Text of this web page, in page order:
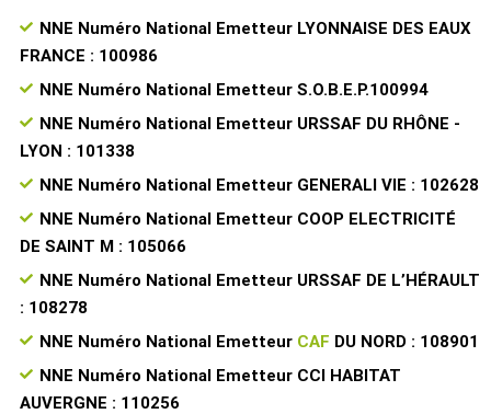
NNE Numéro National Emetteur LYONNAISE DES EAUX
FRANCE : 100986
NNE Numéro National Emetteur S.O.B.E.P.100994
NNE Numéro National Emetteur URSSAF DU RHÔNE -
LYON : 101338
NNE Numéro National Emetteur GENERALI VIE : 102628
NNE Numéro National Emetteur COOP ELECTRICITÉ
DE SAINT M : 105066
NNE Numéro National Emetteur URSSAF DE L’HÉRAULT
: 108278
NNE Numéro National Emetteur CAF DU NORD : 108901
NNE Numéro National Emetteur CCI HABITAT
AUVERGNE : 110256